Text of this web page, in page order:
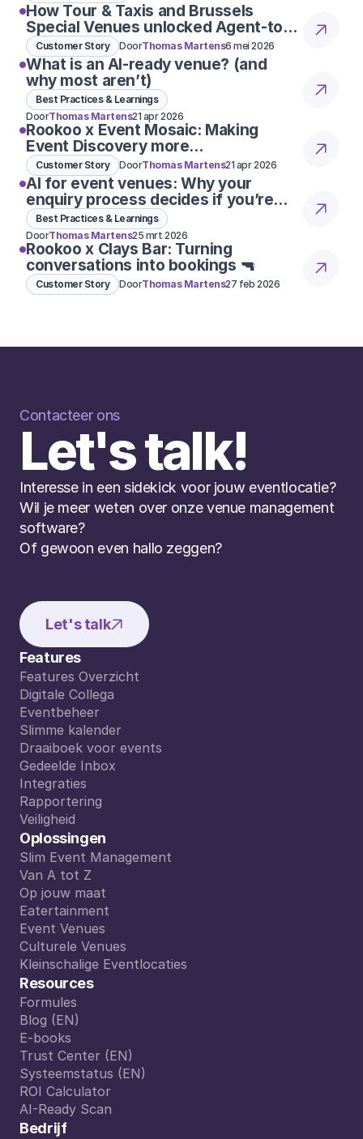
How Tour & Taxis and Brussels
Special Venues unlocked Agent-to-
Agent conversations
Customer Story DoorThomas Martens6 mei 2026
What is an AI-ready venue? (and
why most aren’t)
Best Practices & Learnings
DoorThomas Martens21 apr 2026
Rookoo x Event Mosaic: Making
Event Discovery more
conversational
Customer Story DoorThomas Martens21 apr 2026
AI for event venues: Why your
enquiry process decides if you’re
considered 👀
Best Practices & Learnings
DoorThomas Martens25 mrt 2026
Rookoo x Clays Bar: Turning
conversations into bookings 🔫
Customer Story DoorThomas Martens27 feb 2026
Contacteer ons
Let's talk!
Interesse in een sidekick voor jouw eventlocatie?
Wil je meer weten over onze venue management
software?
Of gewoon even hallo zeggen?
Let's talk
Features
Features Overzicht
Features Overzicht
Digitale Collega
Digitale Collega
Eventbeheer
Eventbeheer
Slimme kalender
Slimme kalender
Draaiboek voor events
Draaiboek voor events
Gedeelde Inbox
Gedeelde Inbox
Integraties
Integraties
Rapportering
Rapportering
Veiligheid
Veiligheid
Oplossingen
Slim Event Management
Slim Event Management
Van A tot Z
Van A tot Z
Op jouw maat
Op jouw maat
Eatertainment
Eatertainment
Event Venues
Event Venues
Culturele Venues
Culturele Venues
Kleinschalige Eventlocaties
Kleinschalige Eventlocaties
Resources
Formules
Formules
Blog (EN)
Blog (EN)
E-books
E-books
Trust Center (EN)
Trust Center (EN)
Systeemstatus (EN)
Systeemstatus (EN)
ROI Calculator
ROI Calculator
AI-Ready Scan
AI-Ready Scan
Bedrijf